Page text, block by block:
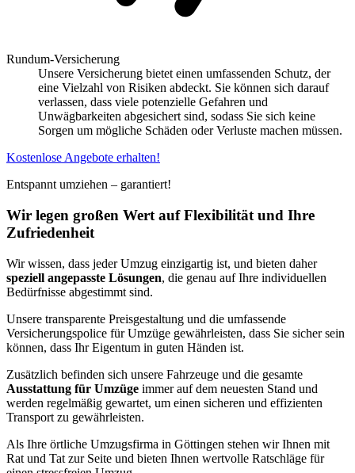
Rundum-Versicherung
Unsere Versicherung bietet einen umfassenden Schutz, der
eine Vielzahl von Risiken abdeckt. Sie können sich darauf
verlassen, dass viele potenzielle Gefahren und
Unwägbarkeiten abgesichert sind, sodass Sie sich keine
Sorgen um mögliche Schäden oder Verluste machen müssen.
Kostenlose Angebote erhalten!
Entspannt umziehen – garantiert!
Wir legen großen Wert auf Flexibilität und Ihre
Zufriedenheit
Wir wissen, dass jeder Umzug einzigartig ist, und bieten daher
speziell angepasste Lösungen, die genau auf Ihre individuellen
Bedürfnisse abgestimmt sind.
Unsere transparente Preisgestaltung und die umfassende
Versicherungspolice für Umzüge gewährleisten, dass Sie sicher sein
können, dass Ihr Eigentum in guten Händen ist.
Zusätzlich befinden sich unsere Fahrzeuge und die gesamte
Ausstattung für Umzüge immer auf dem neuesten Stand und
werden regelmäßig gewartet, um einen sicheren und effizienten
Transport zu gewährleisten.
Als Ihre örtliche Umzugsfirma in Göttingen stehen wir Ihnen mit
Rat und Tat zur Seite und bieten Ihnen wertvolle Ratschläge für